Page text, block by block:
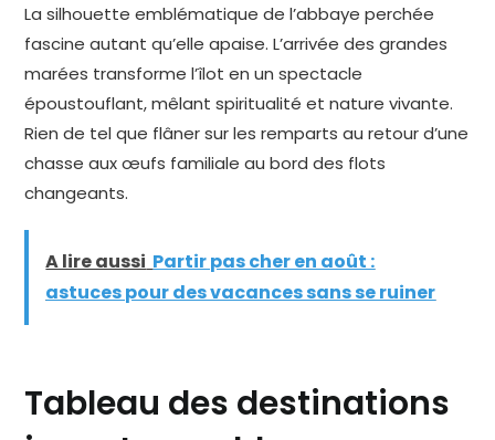
La silhouette emblématique de l’abbaye perchée
fascine autant qu’elle apaise. L’arrivée des grandes
marées transforme l’îlot en un spectacle
époustouflant, mêlant spiritualité et nature vivante.
Rien de tel que flâner sur les remparts au retour d’une
chasse aux œufs familiale au bord des flots
changeants.
A lire aussi Partir pas cher en août :
astuces pour des vacances sans se ruiner
Tableau des destinations